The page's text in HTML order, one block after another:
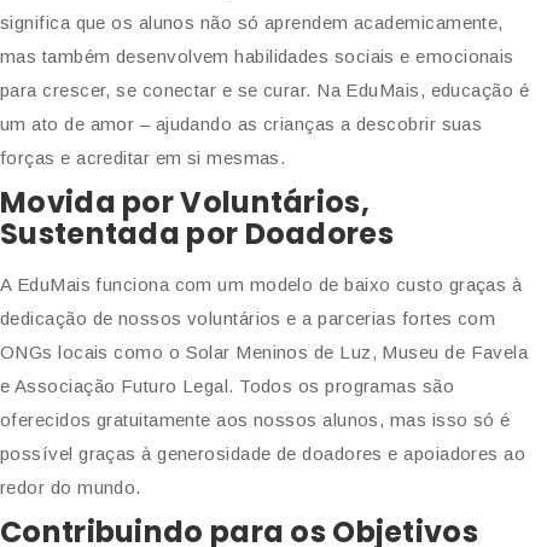
significa que os alunos não só aprendem academicamente,
mas também desenvolvem habilidades sociais e emocionais
para crescer, se conectar e se curar. Na EduMais, educação é
um ato de amor – ajudando as crianças a descobrir suas
forças e acreditar em si mesmas.
Movida por Voluntários,
Sustentada por Doadores
A EduMais funciona com um modelo de baixo custo graças à
dedicação de nossos voluntários e a parcerias fortes com
ONGs locais como o Solar Meninos de Luz, Museu de Favela
e Associação Futuro Legal. Todos os programas são
oferecidos gratuitamente aos nossos alunos, mas isso só é
possível graças à generosidade de doadores e apoiadores ao
redor do mundo.
Contribuindo para os Objetivos